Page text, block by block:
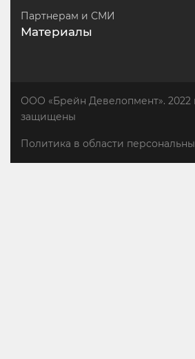
Партнерам и СМИ
Материалы
ООО «Брейн Девелопмент». 2022
защищены
Политика в области